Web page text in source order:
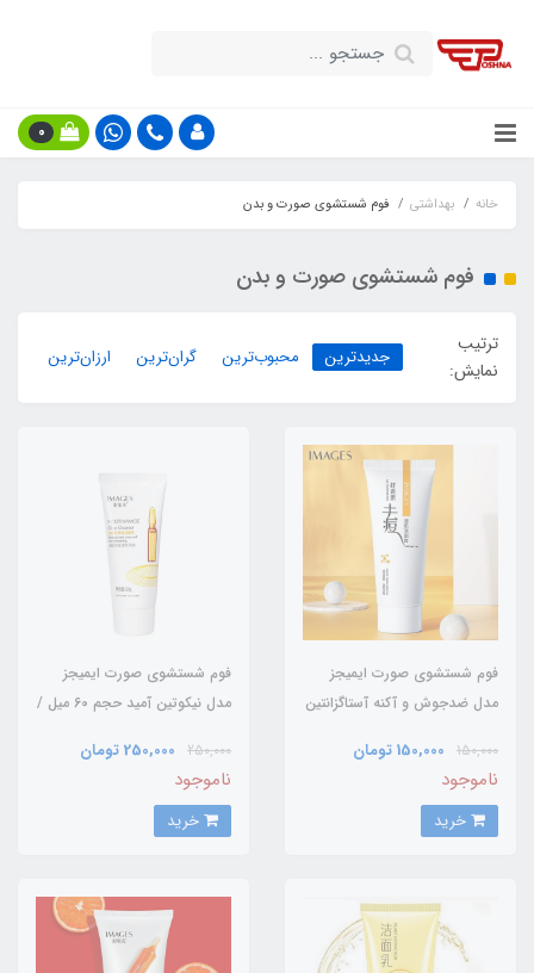
0
خانه بهداشتی فوم شستشوی صورت و بدن
فوم شستشوی صورت و بدن
ترتیب
نمایش:
جدیدترین محبوب‌ترین گران‌ترین ارزان‌ترین
فوم شستشوی صورت ایمیجز
مدل ضدجوش و آکنه آستاگزانتین
150,000 150,000 تومان
ناموجود
فوم شستشوی صورت ایمیجز
مدل نیکوتین آمید حجم 60 میل /
250,000 250,000 تومان
ناموجود